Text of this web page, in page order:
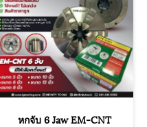
หกจับ 6 Jaw EM-CNT